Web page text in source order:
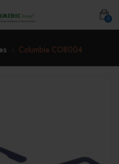
0
Columbia CO8004